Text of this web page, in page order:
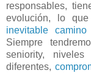
responsables,
evolución, lo
inevitable
Siempre
seniority,
diferentes,